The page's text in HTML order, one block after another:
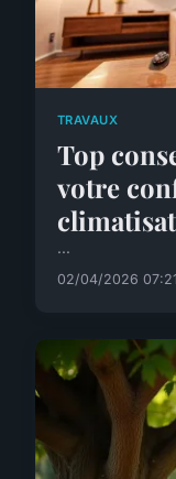
TRAVAUX
Top
votre
...
02/04/2026